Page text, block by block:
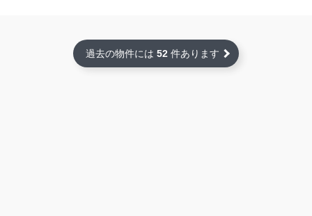
過去の物件には 52 件あります